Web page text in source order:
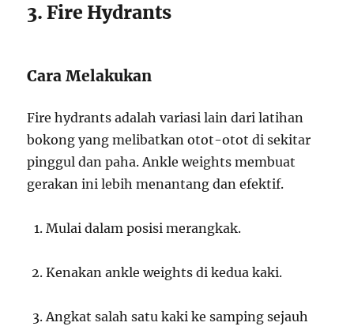
3. Fire Hydrants
Cara Melakukan
Fire hydrants adalah variasi lain dari latihan
bokong yang melibatkan otot-otot di sekitar
pinggul dan paha. Ankle weights membuat
gerakan ini lebih menantang dan efektif.
Mulai dalam posisi merangkak.
Kenakan ankle weights di kedua kaki.
Angkat salah satu kaki ke samping sejauh